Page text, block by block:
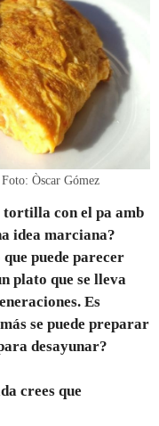
Òscar Gómez
con el pa amb
idea marciana?
puede parecer
plato que se lleva
Es
se puede preparar
desayunar?
crees que